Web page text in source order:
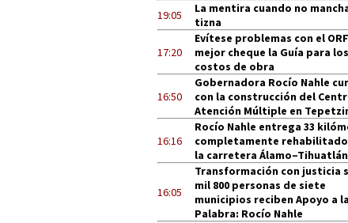
19:05
La mentira cuando no
tizna
17:20
Evítese problemas con el
mejor cheque la Guía para los
costos de obra
16:50
Gobernadora Rocío Nahle
con la construcción del
Atención Múltiple en
16:16
Rocío Nahle entrega 33
completamente
la carretera Álamo–Tihuatlán
16:05
Transformación con justicia
mil 800 personas de siete
municipios reciben Apoyo a la
Palabra: Rocío Nahle